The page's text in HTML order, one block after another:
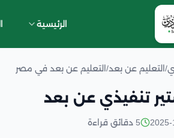
الرئيسية
/ التعليم عن بعد/ التعليم عن بعد في مصر
تنفيذي عن بعد
5 دقائق قراءة